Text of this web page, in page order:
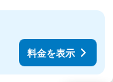
料金を表示